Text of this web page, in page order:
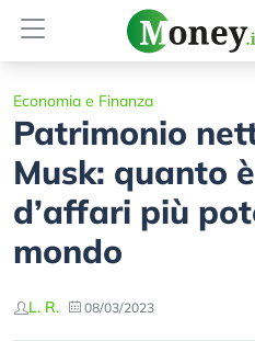
Economia e Finanza
Patrimonio
Musk: quanto
d’affari più
mondo
L. R. 08/03/2023